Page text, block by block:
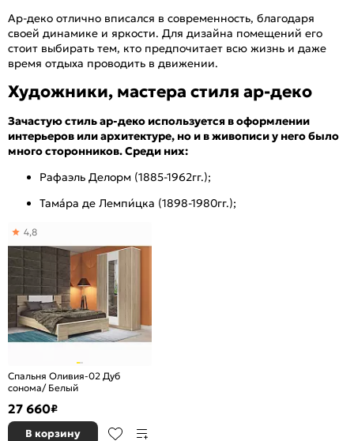
Ар-деко отлично вписался в современность, благодаря
своей динамике и яркости. Для дизайна помещений его
стоит выбирать тем, кто предпочитает всю жизнь и даже
время отдыха проводить в движении.
Художники, мастера стиля ар-деко
Зачастую стиль ар-деко используется в оформлении
интерьеров или архитектуре, но и в живописи у него было
много сторонников. Среди них:
Рафаэль Делорм (1885-1962гг.);
Тама́ра де Лемпи́цка (1898-1980гг.);
Спальня Оливия-02 Дуб
сонома/ Белый
4,8
27 660₽
В корзину